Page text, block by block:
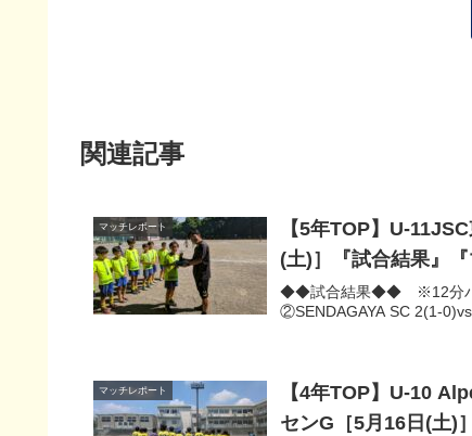
関連記事
マッチレポート
【5年TOP】U-
(土)］『試合結果』
◆◆試合結果◆◆ ※12分ハ
②SENDAGAYA SC 2(1-
マッチレポート
【4年TOP】U-10
センG［5月16日(土)